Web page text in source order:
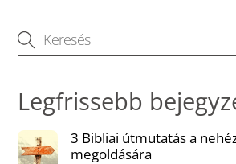
Legfrissebb
3 Bibliai útmutatás a
megoldására